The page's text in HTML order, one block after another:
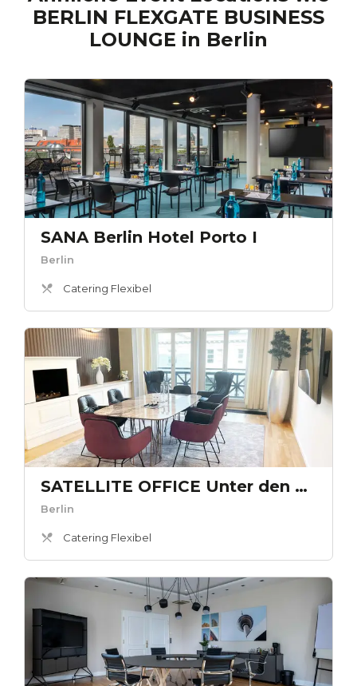
BERLIN FLEXGATE BUSINESS
LOUNGE in Berlin
SANA Berlin Hotel Porto I
Berlin
Catering Flexibel
SATELLITE OFFICE Unter den Linden - Kaminlounge „Römischer Hof“
Berlin
Catering Flexibel